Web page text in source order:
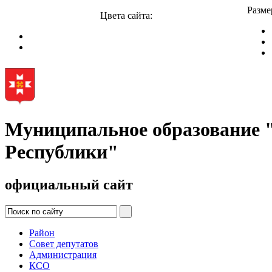
Цвета сайта:
Муниципальное
Республики"
официальный сайт
Район
Совет депутатов
Администрация
КСО